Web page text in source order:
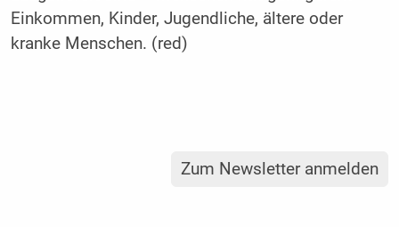
Einkommen, Kinder, Jugendliche, ältere oder
kranke Menschen. (red)
Zum Newsletter anmelden